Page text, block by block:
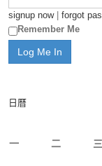
signup now| forgot
Remember Me
日曆
一
二 三